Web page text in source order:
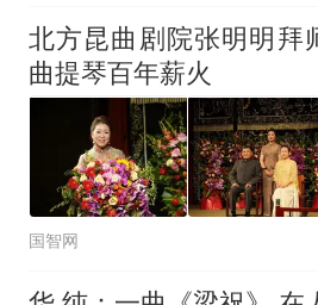
热 十多万人
全部作废，公
北方昆曲剧院张明明拜
曲提琴百年薪火
国智网